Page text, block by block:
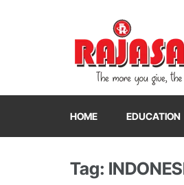
"The more you give, the
HOME EDUCATION
Tag: